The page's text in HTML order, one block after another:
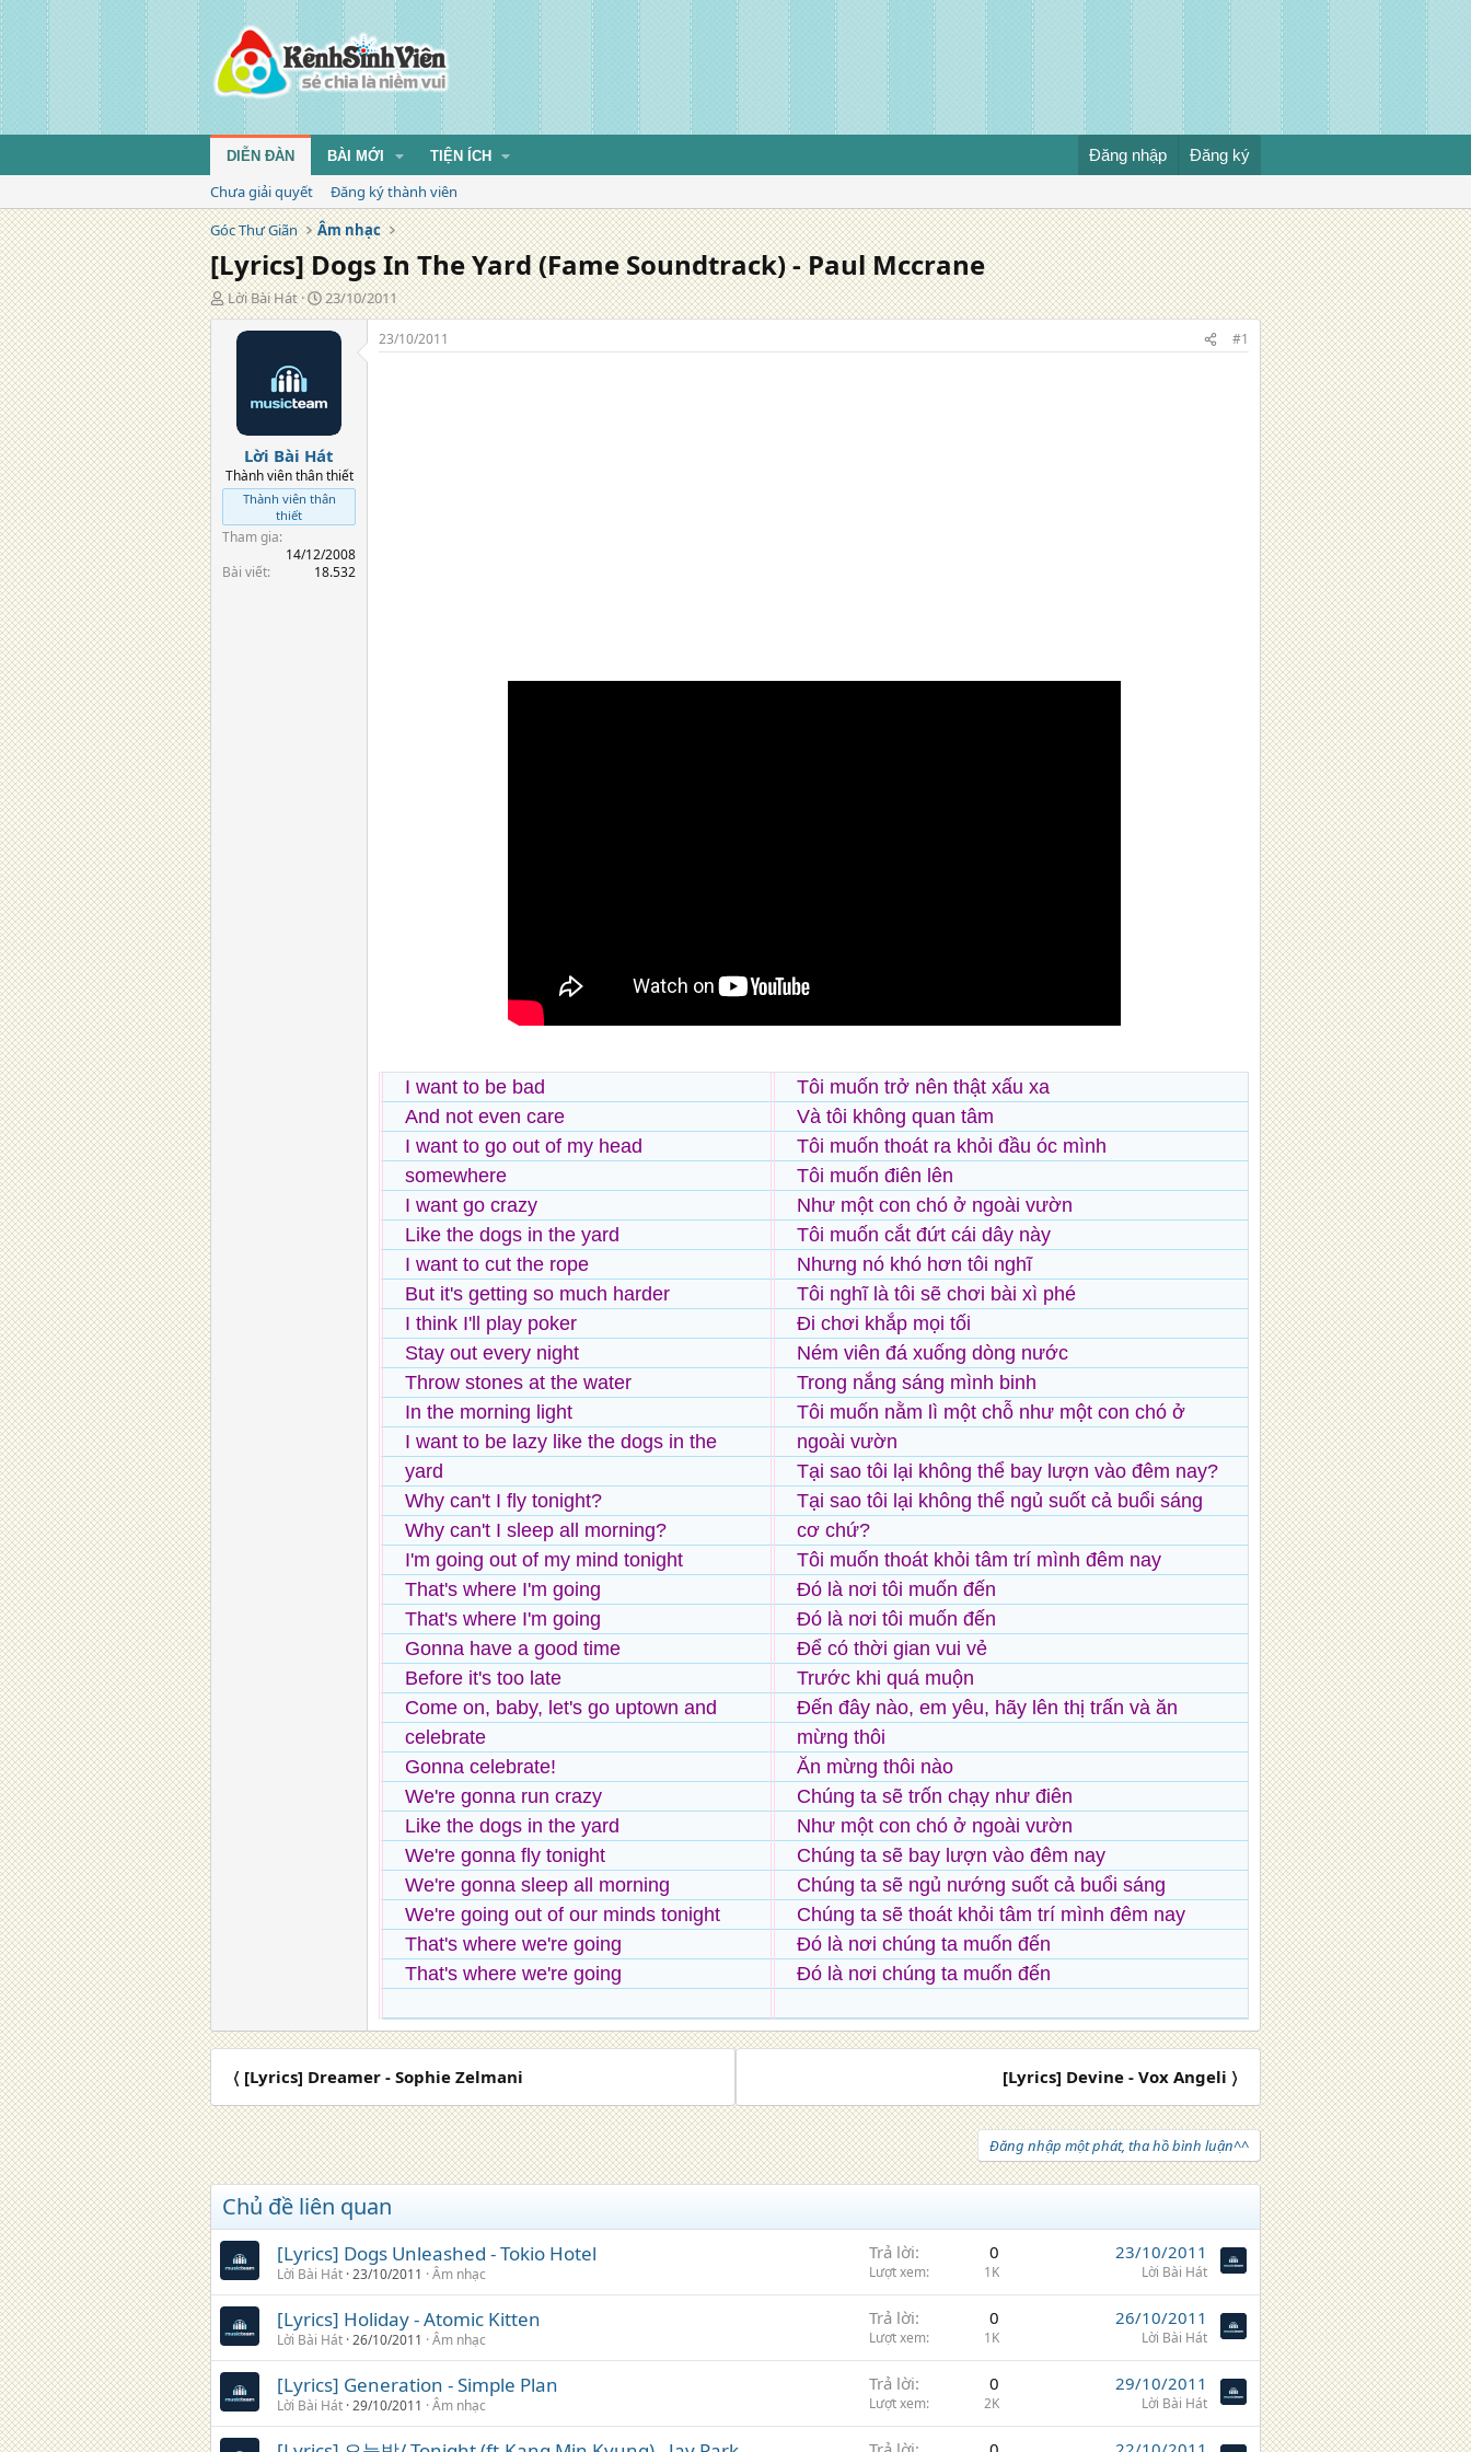
DIỄN ĐÀN BÀI MỚI TIỆN ÍCH Đăng nhập Đăng ký
Chưa giải quyết
Đăng ký thành viên
Góc Thư Giãn
Âm nhạc
[Lyrics] Dogs In The Yard (Fame Soundtrack) - Paul Mccrane
T
á
Lời Bài Hát
N
g
à
n
g
23/10/2011
Lời Bài Hát
Thành viên thân thiết
Thành viên thân
thiết
Tham gia
14/12/2008
Bài viết
18.532
23/10/2011 #1
I want to be bad
And not even care
I want to go out of my head
somewhere
I want go crazy
Like the dogs in the yard
I want to cut the rope
But it's getting so much harder
I think I'll play poker
Stay out every night
Throw stones at the water
In the morning light
I want to be lazy like the dogs in the
yard
Why can't I fly tonight?
Why can't I sleep all morning?
I'm going out of my mind tonight
That's where I'm going
That's where I'm going
Gonna have a good time
Before it's too late
Come on, baby, let's go uptown and
celebrate
Gonna celebrate!
We're gonna run crazy
Like the dogs in the yard
We're gonna fly tonight
We're gonna sleep all morning
We're going out of our minds tonight
That's where we're going
That's where we're going
Tôi muốn trở nên thật xấu xa
Và tôi không quan tâm
Tôi muốn thoát ra khỏi đầu óc mình
Tôi muốn điên lên
Như một con chó ở ngoài vườn
Tôi muốn cắt đứt cái dây này
Nhưng nó khó hơn tôi nghĩ
Tôi nghĩ là tôi sẽ chơi bài xì phé
Đi chơi khắp mọi tối
Ném viên đá xuống dòng nước
Trong nắng sáng mình binh
Tôi muốn nằm lì một chỗ như một con chó ở
ngoài vườn
Tại sao tôi lại không thể bay lượn vào đêm nay?
Tại sao tôi lại không thể ngủ suốt cả buổi sáng
cơ chứ?
Tôi muốn thoát khỏi tâm trí mình đêm nay
Đó là nơi tôi muốn đến
Đó là nơi tôi muốn đến
Để có thời gian vui vẻ
Trước khi quá muộn
Đến đây nào, em yêu, hãy lên thị trấn và ăn
mừng thôi
Ăn mừng thôi nào
Chúng ta sẽ trốn chạy như điên
Như một con chó ở ngoài vườn
Chúng ta sẽ bay lượn vào đêm nay
Chúng ta sẽ ngủ nướng suốt cả buổi sáng
Chúng ta sẽ thoát khỏi tâm trí mình đêm nay
Đó là nơi chúng ta muốn đến
Đó là nơi chúng ta muốn đến
〈 [Lyrics] Dreamer - Sophie Zelmani [Lyrics] Devine - Vox Angeli 〉
Đăng nhập một phát, tha hồ bình luận^^
Chủ đề liên quan
[Lyrics] Dogs Unleashed - Tokio Hotel
Lời Bài Hát 23/10/2011 Âm nhạc
Trả lời 0
Lượt xem 1K
23/10/2011
Lời Bài Hát
[Lyrics] Holiday - Atomic Kitten
Lời Bài Hát 26/10/2011 Âm nhạc
Trả lời 0
Lượt xem 1K
26/10/2011
Lời Bài Hát
[Lyrics] Generation - Simple Plan
Lời Bài Hát 29/10/2011 Âm nhạc
Trả lời 0
Lượt xem 2K
29/10/2011
Lời Bài Hát